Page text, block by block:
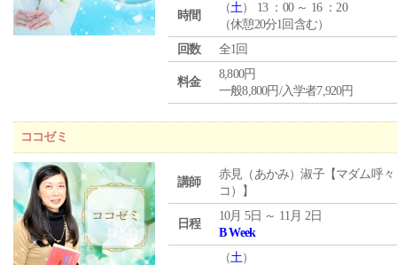
時間
（土） 13 ：00 ～ 16 ：20
（休憩20分1回含む）
回数
全1回
料金
8,800円
一般8,800円/入学者7,920円
ココゼミ
講師
赤見（あかみ）淑子【マダム呼々
コ）】
日程
10月 5日 ～ 11月 2日
B Week
（土）